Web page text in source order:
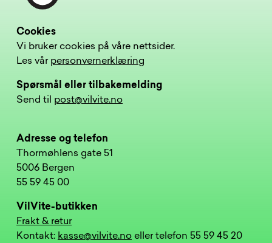
Cookies
Vi bruker cookies på våre nettsider.
Les vår personvernerklæring
Spørsmål eller tilbakemelding
Send til post@vilvite.no
Adresse og telefon
Thormøhlens gate 51
5006 Bergen
55 59 45 00
VilVite-butikken
Frakt & retur
Kontakt: kasse@vilvite.no eller telefon 55 59 45 20